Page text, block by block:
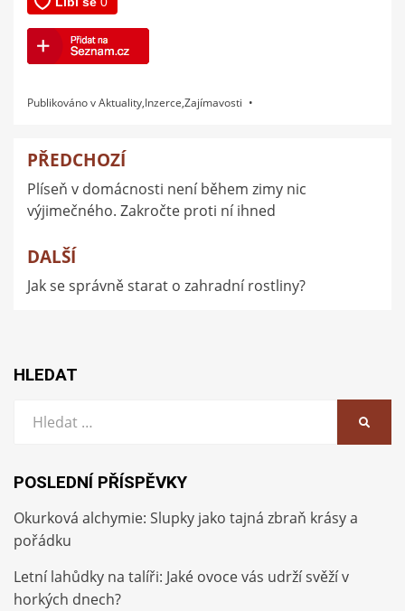
Publikováno vAktuality,Inzerce,Zajímavosti
Navigace
pro
příspěvek
PŘEDCHOZÍ
Plíseň v domácnosti není během zimy nic
výjimečného. Zakročte proti ní ihned
DALŠÍ
Jak se správně starat o zahradní rostliny?
HLEDAT
POSLEDNÍ PŘÍSPĚVKY
Okurková alchymie: Slupky jako tajná zbraň krásy a
pořádku
Letní lahůdky na talíři: Jaké ovoce vás udrží svěží v
horkých dnech?